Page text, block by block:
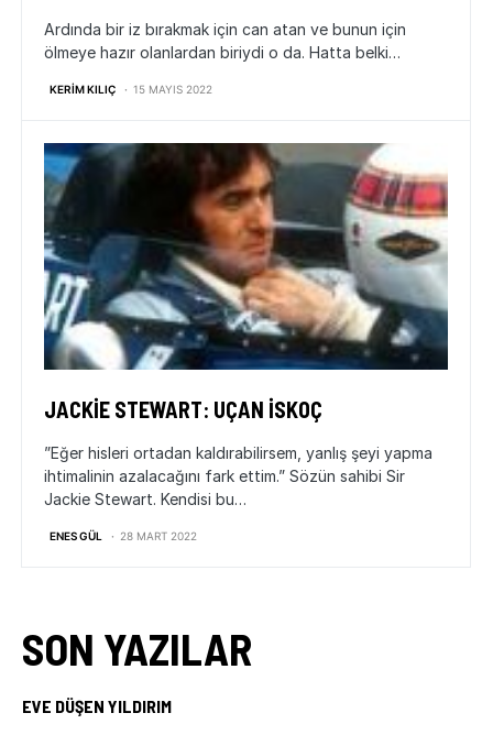
Ardında bir iz bırakmak için can atan ve bunun için
ölmeye hazır olanlardan biriydi o da. Hatta belki…
KERIM KILIÇ 15 MAYIS 2022
JACKIE STEWART: UÇAN İSKOÇ
”Eğer hisleri ortadan kaldırabilirsem, yanlış şeyi yapma
ihtimalinin azalacağını fark ettim.” Sözün sahibi Sir
Jackie Stewart. Kendisi bu…
ENES GÜL 28 MART 2022
SON YAZILAR
EVE DÜŞEN YILDIRIM